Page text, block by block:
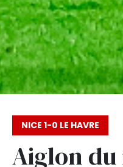
NICE 1-0 LE HAVRE
Aiglon du